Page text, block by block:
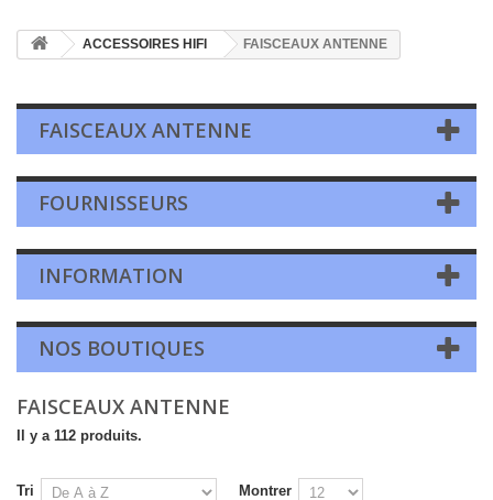
ACCESSOIRES HIFI FAISCEAUX ANTENNE
FAISCEAUX ANTENNE
FOURNISSEURS
INFORMATION
NOS BOUTIQUES
FAISCEAUX ANTENNE
Il y a 112 produits.
Tri
Montrer